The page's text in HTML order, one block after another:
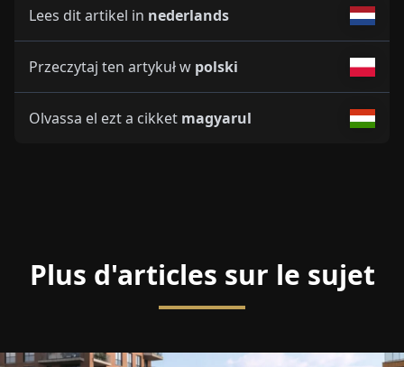
Lees dit artikel in nederlands
Przeczytaj ten artykuł w polski
Olvassa el ezt a cikket magyarul
Plus d'articles sur le sujet